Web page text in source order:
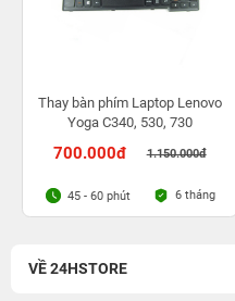
Thay bàn phím Laptop Lenovo
Yoga C340, 530, 730
700.000đ 1.150.000đ
45 - 60 phút 6 tháng
VỀ 24HSTORE